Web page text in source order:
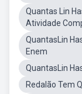
Quantas Lin
Atividade
QuantasLin
Enem
QuantasLin
Redalão Tem